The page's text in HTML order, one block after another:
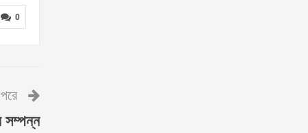
0
পরে
সম্পন্ন